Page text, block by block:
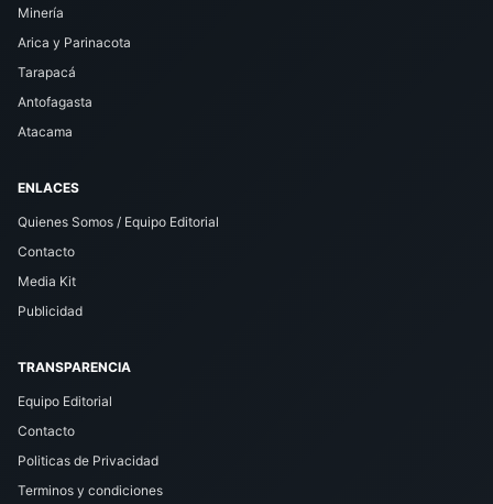
Minería
Arica y Parinacota
Tarapacá
Antofagasta
Atacama
ENLACES
Quienes Somos / Equipo Editorial
Contacto
Media Kit
Publicidad
TRANSPARENCIA
Equipo Editorial
Contacto
Politicas de Privacidad
Terminos y condiciones